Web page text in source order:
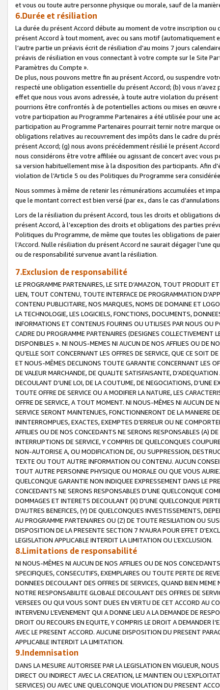
et vous ou toute autre personne physique ou morale, sauf de la
6.Durée et résiliation
La durée du présent Accord débute au moment de votre inscription
présent Accord à tout moment, avec ou sans motif (automatiquement
l’autre partie un préavis écrit de résiliation d’au moins 7 jours
préavis de résiliation en vous connectant à votre compte sur le Site
Paramètres du Compte ».
De plus, nous pouvons mettre fin au présent Accord, ou suspendre
respecté une obligation essentielle du présent Accord; (b) vous
effet que nous vous avons adressée, à toute autre violation du
pourrions être confrontés à de potentielles actions ou mises en
votre participation au Programme Partenaires a été utilisée pour une
participation au Programme Partenaires pourrait ternir notre marque
obligations relatives au recouvrement des impôts dans le cadre du
présent Accord; (g) nous avons précédemment résilié le présent
nous considérons être votre affiliée ou agissant de concert avec vous
sa version habituellement mise à la disposition des participants. Afin
violation de l’Article 5 ou des Politiques du Programme sera
Nous sommes à même de retenir les rémunérations accumulées et
que le montant correct est bien versé (par ex., dans le cas
Lors de la résiliation du présent Accord, tous les droits et obligations
présent Accord, à l’exception des droits et obligations des parties
Politiques du Programme, de même que toutes les obligations de
l’Accord. Nulle résiliation du présent Accord ne saurait dégager l'une
ou de responsabilité survenue avant la résiliation.
7.Exclusion de responsabilité
LE PROGRAMME PARTENAIRES, LE SITE D’AMAZON, TOUT PRODUIT
LIEN, TOUT CONTENU, TOUTE INTERFACE DE PROGRAMMATION
CONTENU PUBLICITAIRE, NOS MARQUES, NOMS DE DOMAINE ET
LA TECHNOLOGIE, LES LOGICIELS, FONCTIONS, DOCUMENTS,
INFORMATIONS ET CONTENUS FOURNIS OU UTILISES PAR NOUS OU
CADRE DU PROGRAMME PARTENAIRES (DESIGNES COLLECTIVEMENT
DISPONIBLES ». NI NOUS-MEMES NI AUCUN DE NOS AFFILIES OU DE
QU’ELLE SOIT CONCERNANT LES OFFRES DE SERVICE, QUE CE SOIT
ET NOUS-MÊMES DECLINONS TOUTE GARANTIE CONCERNANT LES
DE VALEUR MARCHANDE, DE QUALITE SATISFAISANTE,
DECOULANT D’UNE LOI, DE LA COUTUME, DE NEGOCIATIONS, D’UNE
TOUTE OFFRE DE SERVICE OU A MODIFIER LA NATURE, LES
OFFRE DE SERVICE, A TOUT MOMENT. NI NOUS-MÊMES NI AUCUN DE
SERVICE SERONT MAINTENUES, FONCTIONNERONT DE LA MANIERE
ININTERROMPUES, EXACTES, EXEMPTES D’ERREUR OU NE
AFFILIES OU DE NOS CONCEDANTS NE SERONS RESPONSABLES (A)
INTERRUPTIONS DE SERVICE, Y COMPRIS DE QUELCONQUES
NON-AUTORISE A, OU MODIFICATION DE, OU SUPPRESSION,
TEXTE OU TOUT AUTRE INFORMATION OU CONTENU. AUCUN
TOUT AUTRE PERSONNE PHYSIQUE OU MORALE OU QUE VOUS
QUELCONQUE GARANTIE NON INDIQUEE EXPRESSEMENT DANS LE
CONCEDANTS NE SERONS RESPONSABLES D’UNE QUELCONQUE
DOMMAGES ET INTERETS DECOULANT (X) D'UNE QUELCONQUE
D'AUTRES BENEFICES, (Y) DE QUELCONQUES INVESTISSEMENTS,
AU PROGRAMME PARTENAIRES OU (Z) DE TOUTE RESILIATION OU
DISPOSITION DE LA PRESENTE SECTION 7 N'AURA POUR EFFET
LEGISLATION APPLICABLE INTERDIT LA LIMITATION OU L’EXCLUSION.
8.Limitations de responsabilité
NI NOUS-MÊMES NI AUCUN DE NOS AFFILIES OU DE NOS
SPECIFIQUES, CONSECUTIFS, EXEMPLAIRES OU TOUTE PERTE DE
DONNEES DECOULANT DES OFFRES DE SERVICES, QUAND BIEN
NOTRE RESPONSABILITE GLOBALE DECOULANT DES OFFRES DE
VERSEES OU QUI VOUS SONT DUES EN VERTU DE CET ACCORD AU
INTERVENU L’EVENEMENT QUI A DONNE LIEU A LA DEMANDE DE
DROIT OU RECOURS EN EQUITE, Y COMPRIS LE DROIT A DEMANDER
AVEC LE PRESENT ACCORD. AUCUNE DISPOSITION DU PRESENT
APPLICABLE INTERDIT LA LIMITATION.
9.Indemnisation
DANS LA MESURE AUTORISEE PAR LA LEGISLATION EN VIGUEUR,
DIRECT OU INDIRECT AVEC LA CREATION, LE MAINTIEN OU
SERVICES) OU AVEC UNE QUELCONQUE VIOLATION DU PRESENT